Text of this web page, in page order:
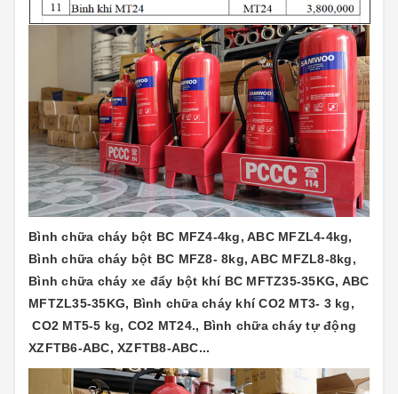
Bình chữa cháy bột BC MFZ4-4kg, ABC MFZL4-4kg,
Bình chữa cháy bột BC MFZ8- 8kg, ABC MFZL8-8kg,
Bình chữa cháy xe đẩy bột khí BC MFTZ35-35KG, ABC
MFTZL35-35KG, Bình chữa cháy khí CO2 MT3- 3 kg,
CO2 MT5-5 kg, CO2 MT24., Bình chữa cháy tự động
XZFTB6-ABC, XZFTB8-ABC...